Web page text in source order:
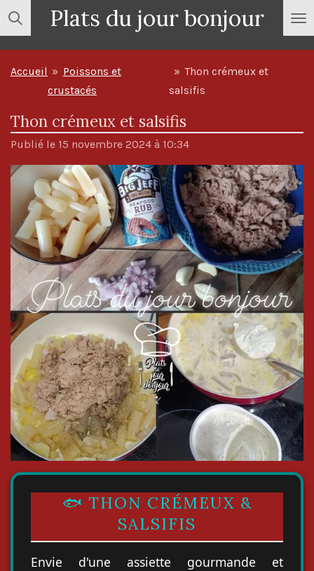
Passer
au
contenu
principal
Plats du jour bonjour
Accueil » Poissons et
crustacés
» Thon crémeux et
salsifis
Thon crémeux et salsifis
Publié le 15 novembre 2024 à 10:34
🐟 THON CRÉMEUX &
SALSIFIS
Envie d'une assiette gourmande et